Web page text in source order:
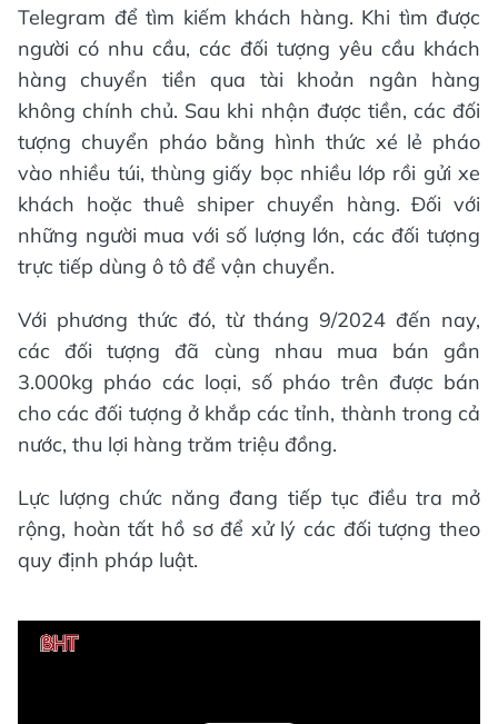
Telegram để tìm kiếm khách hàng. Khi tìm được
người có nhu cầu, các đối tượng yêu cầu khách
hàng chuyển tiền qua tài khoản ngân hàng
không chính chủ. Sau khi nhận được tiền, các đối
tượng chuyển pháo bằng hình thức xé lẻ pháo
vào nhiều túi, thùng giấy bọc nhiều lớp rồi gửi xe
khách hoặc thuê shiper chuyển hàng. Đối với
những người mua với số lượng lớn, các đối tượng
trực tiếp dùng ô tô để vận chuyển.
Với phương thức đó, từ tháng 9/2024 đến nay,
các đối tượng đã cùng nhau mua bán gần
3.000kg pháo các loại, số pháo trên được bán
cho các đối tượng ở khắp các tỉnh, thành trong cả
nước, thu lợi hàng trăm triệu đồng.
Lực lượng chức năng đang tiếp tục điều tra mở
rộng, hoàn tất hồ sơ để xử lý các đối tượng theo
quy định pháp luật.